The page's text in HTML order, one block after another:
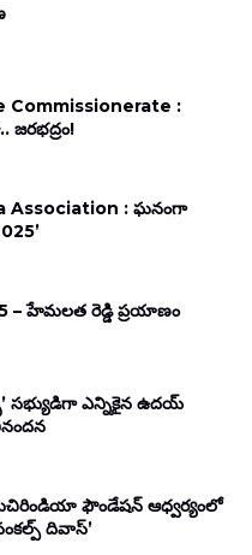
Commissionerate :
జరభద్రం!
Association : ఘనంగా
– హేమలత రెడ్డి ప్రయాణం
సభ్యుడిగా ఎన్నికైన ఉదయ్
ఫౌండేషన్ ఆధ్వర్యంలో
దివాస్’